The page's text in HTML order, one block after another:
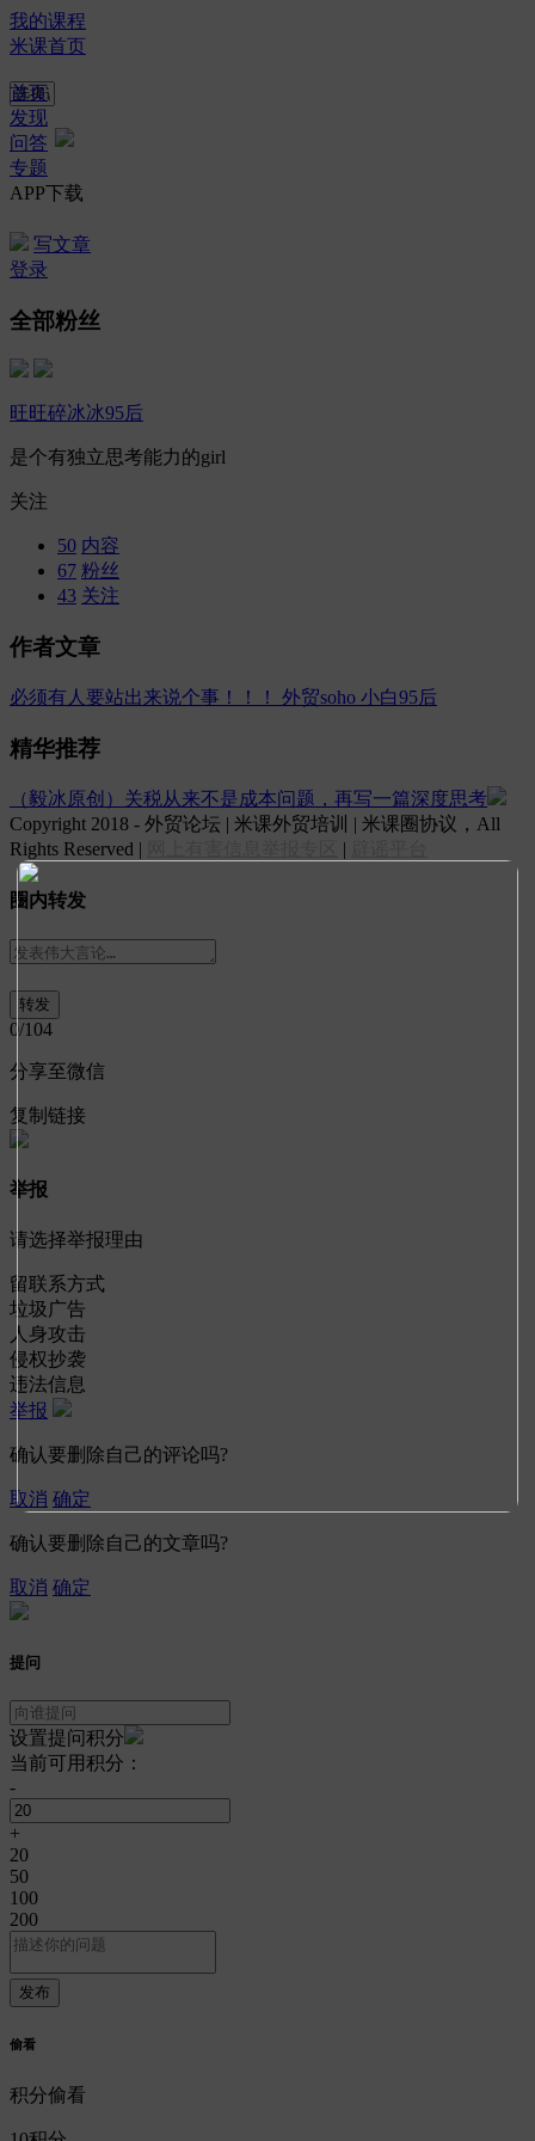
我的课程
米课首页
首页
发现
问答
专题
APP下载
写文章
登录
全部粉丝
旺旺碎冰冰95后
是个有独立思考能力的girl
关注
50 内容
67 粉丝
43 关注
作者文章
必须有人要站出来说个事！！！ 外贸soho 小白95后
精华推荐
（毅冰原创）关税从来不是成本问题，再写一篇深度思考
Copyright 2018 - 外贸论坛 | 米课外贸培训 | 米课圈协议，All
Rights Reserved |
|
圈内转发
0/104
分享至微信
复制链接
举报
请选择举报理由
留联系方式
垃圾广告
人身攻击
侵权抄袭
违法信息
举报
确认要删除自己的评论吗?
取消 确定
确认要删除自己的文章吗?
取消 确定
提问
设置提问积分
当前可用积分：
-
+
20
50
100
200
偷看
积分偷看